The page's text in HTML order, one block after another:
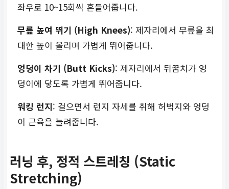
좌우로 10~15회씩 흔들어줍니다.
무릎 높여 뛰기 (High Knees): 제자리에서 무릎을 최
대한 높이 올리며 가볍게 뛰어줍니다.
엉덩이 차기 (Butt Kicks): 제자리에서 뒤꿈치가 엉
덩이에 닿도록 가볍게 뛰어줍니다.
워킹 런지: 걸으면서 런지 자세를 취해 허벅지와 엉덩
이 근육을 늘려줍니다.
러닝 후, 정적 스트레칭 (Static
Stretching)